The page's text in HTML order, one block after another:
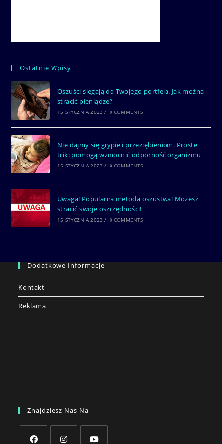
Ostatnie Wpisy
Oszuści sięgają do Twojego portfela. Jak można
stracić pieniądze?
15 STYCZNIA 2023 / 0 COMMENTS
Nie dajmy się grypie i przeziębieniom. Proste
triki pomogą wzmocnić odporność organizmu
15 STYCZNIA 2023 / 0 COMMENTS
Uwaga! Popularna metoda oszustwa! Możesz
stracić swoje oszczędności!
15 STYCZNIA 2023 / 0 COMMENTS
Dodatkowe Informacje
Kontakt
Reklama
Znajdziesz Nas Na